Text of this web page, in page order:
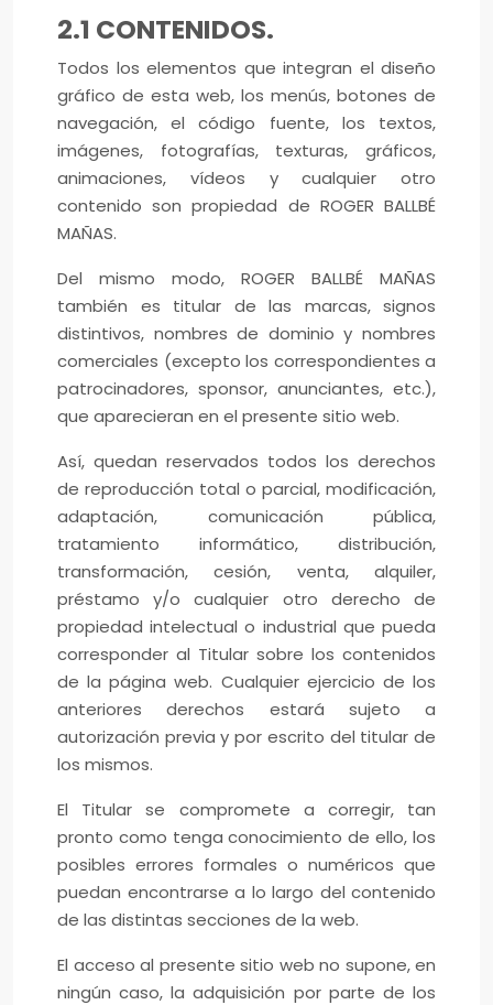
2.1 CONTENIDOS.
Todos los elementos que integran el diseño
gráfico de esta web, los menús, botones de
navegación, el código fuente, los textos,
imágenes, fotografías, texturas, gráficos,
animaciones, vídeos y cualquier otro
contenido son propiedad de ROGER BALLBÉ
MAÑAS.
Del mismo modo, ROGER BALLBÉ MAÑAS
también es titular de las marcas, signos
distintivos, nombres de dominio y nombres
comerciales (excepto los correspondientes a
patrocinadores, sponsor, anunciantes, etc.),
que aparecieran en el presente sitio web.
Así, quedan reservados todos los derechos
de reproducción total o parcial, modificación,
adaptación, comunicación pública,
tratamiento informático, distribución,
transformación, cesión, venta, alquiler,
préstamo y/o cualquier otro derecho de
propiedad intelectual o industrial que pueda
corresponder al Titular sobre los contenidos
de la página web. Cualquier ejercicio de los
anteriores derechos estará sujeto a
autorización previa y por escrito del titular de
los mismos.
El Titular se compromete a corregir, tan
pronto como tenga conocimiento de ello, los
posibles errores formales o numéricos que
puedan encontrarse a lo largo del contenido
de las distintas secciones de la web.
El acceso al presente sitio web no supone, en
ningún caso, la adquisición por parte de los